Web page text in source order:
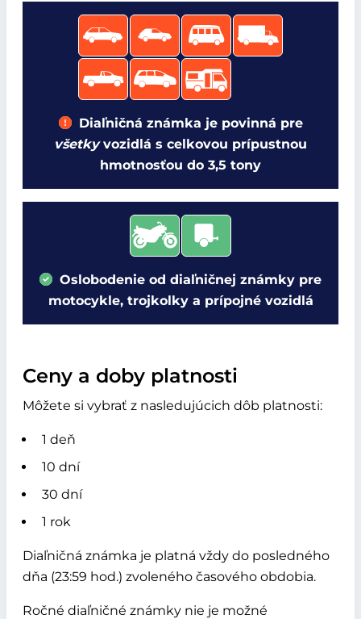
Diaľničná známka je povinná pre
všetkyvozidlá s celkovou prípustnou
hmotnosťou do 3,5 tony
Oslobodenie od diaľničnej známky pre
motocykle, trojkolky a prípojné vozidlá
Ceny a doby platnosti
Môžete si vybrať z nasledujúcich dôb platnosti:
1 deň
10 dní
30 dní
1 rok
Diaľničná známka je platná vždy do posledného
dňa (23:59 hod.) zvoleného časového obdobia.
Ročné diaľničné známky nie je možné